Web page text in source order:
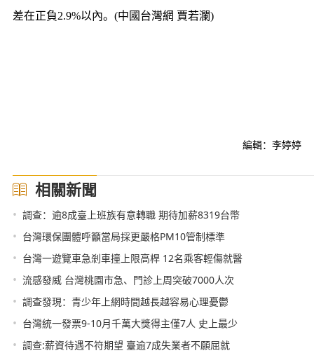
差在正負2.9%以內。(中國台灣網 賈若瀾)
編輯：李婷婷
相關新聞
• 調查：逾8成臺上班族有意轉職 期待加薪8319台幣
• 台灣環保團體呼籲當局採更嚴格PM10管制標準
• 台灣一遊覽車急剎車撞上限高桿 12名乘客輕傷就醫
• 流感發威 台灣桃園市急、門診上周突破7000人次
• 調查發現：青少年上網時間越長越容易心理憂鬱
• 台灣統一發票9-10月千萬大獎得主僅7人 史上最少
• 調查:薪資待遇不符期望 臺逾7成失業者不願屈就